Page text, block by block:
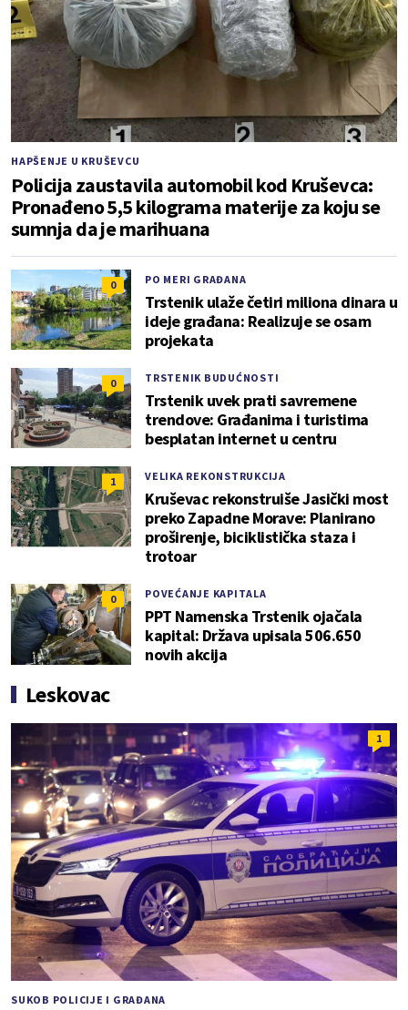
HAPŠENJE U KRUŠEVCU
Policija zaustavila automobil kod Kruševca:
Pronađeno 5,5 kilograma materije za koju se
sumnja da je marihuana
0 PO MERI GRAĐANA
Trstenik ulaže četiri miliona dinara u
ideje građana: Realizuje se osam
projekata
0 TRSTENIK BUDUĆNOSTI
Trstenik uvek prati savremene
trendove: Građanima i turistima
besplatan internet u centru
1 VELIKA REKONSTRUKCIJA
Kruševac rekonstruiše Jasički most
preko Zapadne Morave: Planirano
proširenje, biciklistička staza i
trotoar
0 POVEĆANJE KAPITALA
PPT Namenska Trstenik ojačala
kapital: Država upisala 506.650
novih akcija
Leskovac
1
SUKOB POLICIJE I GRAĐANA